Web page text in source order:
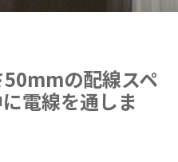
の配線スペ
電線を通しま